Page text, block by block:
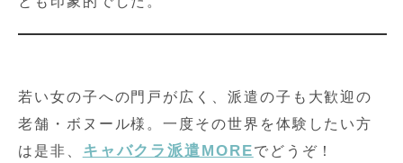
若い女の子への門戸が広く、派遣の子も大歓迎の
老舗・ボヌール様。一度その世界を体験したい方
は是非、 キャバクラ派遣MOREでどうぞ！